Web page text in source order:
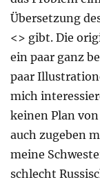
Übersetzung
<> gibt. Die
ein paar ganz
paar
mich
keinen Plan
auch zugeben
meine
schlecht